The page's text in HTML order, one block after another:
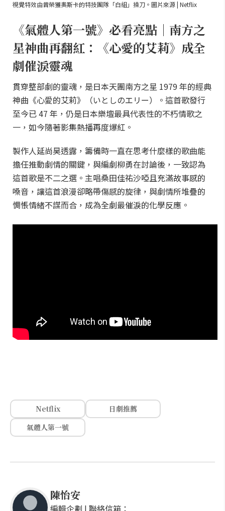
視覺特效由曾榮獲奧斯卡的特技團隊「白組」操刀。圖片來源 | Netflix
《氣體人第一號》必看亮點｜南方之
星神曲再翻紅：《心愛的艾莉》成全
劇催淚靈魂
貫穿整部劇的靈魂，是日本天團南方之星 1979 年的經典
神曲《心愛的艾莉》（いとしのエリー）。這首歌發行
至今已 47 年，仍是日本樂壇最具代表性的不朽情歌之
一，如今隨著影集熱播再度爆紅。
製作人延尚昊透露，籌備時一直在思考什麼樣的歌曲能
擔任推動劇情的關鍵，與編劇柳勇在討論後，一致認為
這首歌是不二之選。主唱桑田佳祐沙啞且充滿故事感的
嗓音，讓這首浪漫卻略帶傷感的旋律，與劇情所堆疊的
惆悵情緒不謀而合，成為全劇最催淚的化學反應。
Netflix
日劇推薦
氣體人第一號
陳怡安
編輯企劃 | 聯絡信箱：